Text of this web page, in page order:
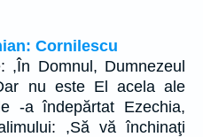
Cornilescu
,În Domnul, Dumnezeul
nu este El acela ale
-a îndepărtat Ezechia,
,Să vă închinaţi